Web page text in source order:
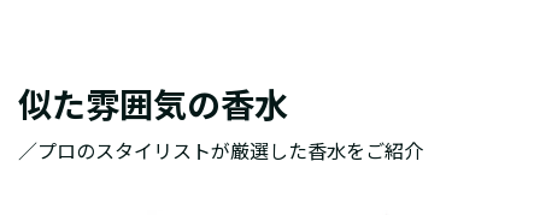
似た雰囲気の香水
／プロのスタイリストが厳選した香水をご紹介